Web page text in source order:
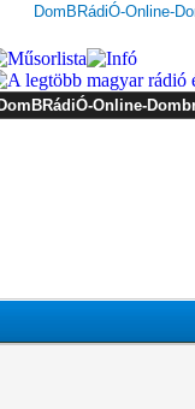
DomBRádiÓ-Online-